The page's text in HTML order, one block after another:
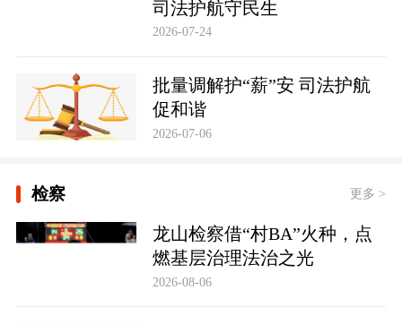
司法护航守民生
2026-07-24
批量调解护“薪”安 司法护航
促和谐
2026-07-06
检察 更多 >
龙山检察借“村BA”火种，点
燃基层治理法治之光
2026-08-06